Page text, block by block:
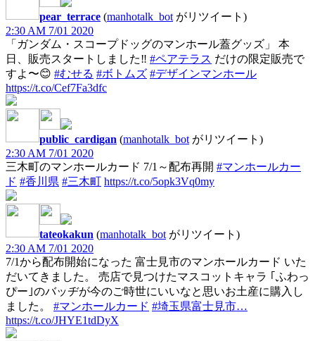
pear_terrace (manhotalk_bot がリツイート)
2:30 AM 7/01 2020
「ガンダム・スコープドッグのマンホール蓋グッズ」 本
日、販売スタートしました‼️ #ペアテラス だけの限定販売で
すよ〜😊 #むせる #ボトムズ #デザインマンホール
https://t.co/Cef7Fa3dfc
public_cardigan (manhotalk_bot がリツイート)
2:30 AM 7/01 2020
三木町のマンホールカード 7/1～配布再開 #マンホールカー
ド #香川県 #三木町 https://t.co/5opk3Vq0my
tateokakun (manhotalk_bot がリツイート)
2:30 AM 7/01 2020
7/1から配布開始になった 富士見市のマンホールカード いた
だいてきました。 売店で見つけたマスコットキャラ ｢ふわっ
ぴー｣のバッヂが今のご時世にいいなと思いお土産に購入し
ました。 #マンホールカード #埼玉県富士見市…
https://t.co/JHYE1tdDyX